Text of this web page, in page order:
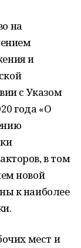
на
и
с Указом
года «О
в том
новой
к наиболее
мест и